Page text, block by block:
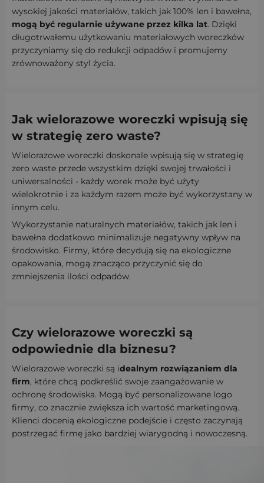
wysokiej jakości materiałów, takich jak 100% len i bawełna,
mogą być regularnie używane przez kilka lat. Dzięki
długotrwałemu użytkowaniu materiałowych woreczków
przyczyniamy się do redukcji odpadów i promujemy
zrównoważony styl życia.
Jak wielorazowe woreczki wpisują się
w strategię zero waste?
Wielorazowe woreczki doskonale wpisują się w strategię
zero waste przede wszystkim dzięki swojej trwałości i
uniwersalności - każdy worek może być użyty
wielokrotnie i za każdym razem może być wykorzystany w
innym celu.
Wykorzystanie naturalnych materiałów, takich jak len i
bawełna dodatkowo minimalizuje negatywny wpływ na
środowisko. Firmy, które decydują się na ekologiczne
opakowania, mogą znacząco przyczynić się do
zmniejszenia ilości odpadów.
Czy wielorazowe woreczki są
odpowiednie dla biznesu?
Wielorazowe woreczki są idealnym rozwiązaniem dla
firm, które chcą podkreślić swoje zaangażowanie w
ochronę środowiska. Mogą być personalizowane logo
firmy, co znacznie zwiększa ich wartość marketingową.
Klienci docenią ekologiczne podejście i często zaczynają
postrzegać firmę jako bardziej wiarygodną i nowoczesną.